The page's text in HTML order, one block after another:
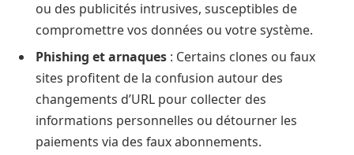
ou des publicités intrusives, susceptibles de
compromettre vos données ou votre système.
Phishing et arnaques : Certains clones ou faux
sites profitent de la confusion autour des
changements d’URL pour collecter des
informations personnelles ou détourner les
paiements via des faux abonnements.